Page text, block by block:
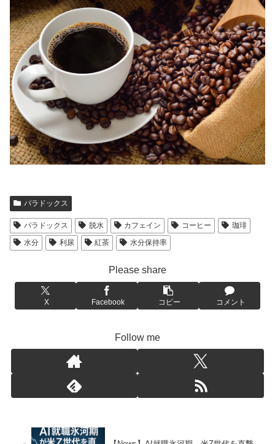
パラドックス
パラドックス 脱水 カフェイン コーヒー
珈琲
水分
利尿 紅茶 水分保持率
Please share
X Facebook コピー コメント
Follow me